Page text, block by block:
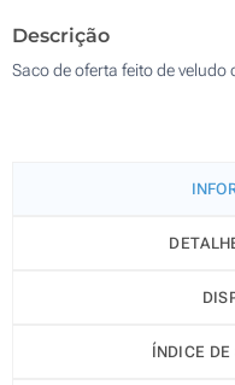
Outra :
Descrição
Saco de oferta feito de
ÍNDICE